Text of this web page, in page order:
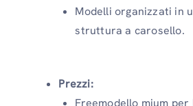
Modelli organizzati in
struttura a carosello.
Prezzi:
Freemodello mium per